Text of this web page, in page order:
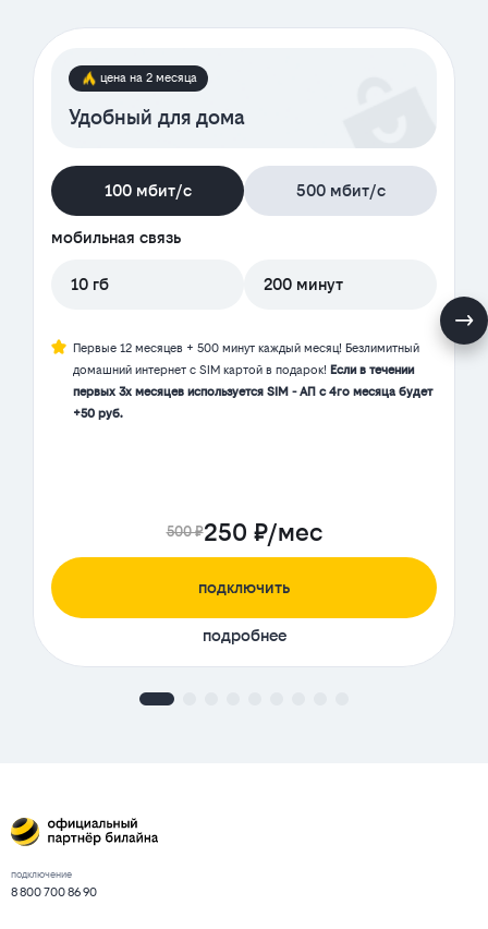
цена на 2 месяца
Удобный для дома
100 мбит/с 500 мбит/с
мобильная связь
10 гб 200 минут
Первые 12 месяцев + 500 минут каждый месяц! Безлимитный
домашний интернет с SIM картой в подарок! Если в течении
первых 3х месяцев используется SIM - АП с 4го месяца будет
+50 руб.
500 ₽250 ₽/мес
подключить
подробнее
подключение
8 800 700 86 90